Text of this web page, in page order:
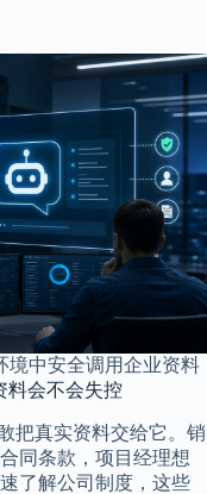
境中安全调用企业资料
料会不会失控
把真实资料交给它。销
同条款，项目经理想
了解公司制度，这些